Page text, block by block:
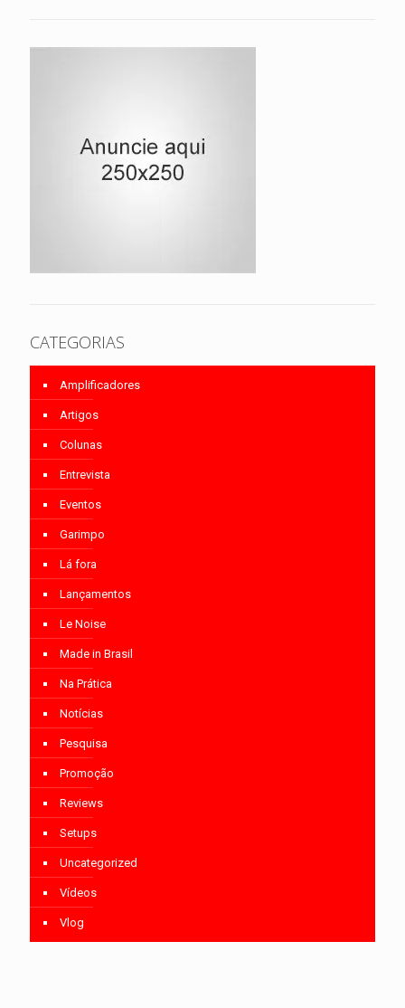
CATEGORIAS
Amplificadores
Artigos
Colunas
Entrevista
Eventos
Garimpo
Lá fora
Lançamentos
Le Noise
Made in Brasil
Na Prática
Notícias
Pesquisa
Promoção
Reviews
Setups
Uncategorized
Vídeos
Vlog